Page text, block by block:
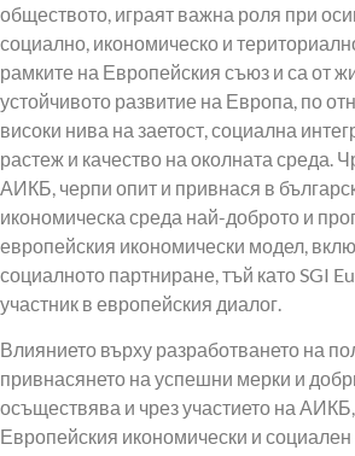
обществото, играят важна роля при
социално, икономическо и
рамките на Европейския съюз и са от
устойчивото развитие на Европа, по
високи нива на заетост, социална
растеж и качество на околната среда.
АИКБ, черпи опит и привнася в
икономическа среда най-доброто и
европейския икономически модел,
социалното партниране, тъй като SGI
участник в европейския диалог.
Влиянието върху разработването на
привнасянето на успешни мерки и
осъществява и чрез участието на АИКБ,
Европейския икономически и социален